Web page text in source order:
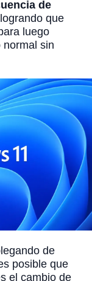
de
que
luego
normal sin
de
posible que
el cambio de